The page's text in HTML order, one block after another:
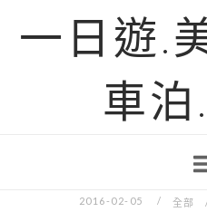
一日遊.
車泊
2016-02-05 全部